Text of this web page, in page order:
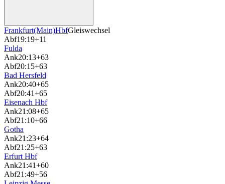
Frankfurt(Main)HbfGleiswechsel
Abf19:19+11
Fulda
Ank20:13+63
Abf20:15+63
Bad Hersfeld
Ank20:40+65
Abf20:41+65
Eisenach Hbf
Ank21:08+65
Abf21:10+66
Gotha
Ank21:23+64
Abf21:25+63
Erfurt Hbf
Ank21:41+60
Abf21:49+56